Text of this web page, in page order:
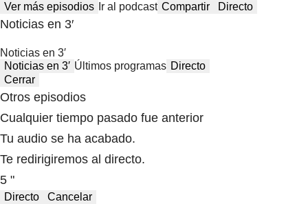
Ver más episodios Ir al podcast Compartir Directo
Noticias en 3′
Noticias en 3′
Noticias en 3′ Últimos programas Directo
Cerrar
Otros episodios
Cualquier tiempo pasado fue anterior
Tu audio se ha acabado.
Te redirigiremos al directo.
5 "
Directo Cancelar